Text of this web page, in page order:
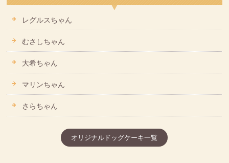
レグルスちゃん
むさしちゃん
大希ちゃん
マリンちゃん
さらちゃん
オリジナルドッグケーキ一覧